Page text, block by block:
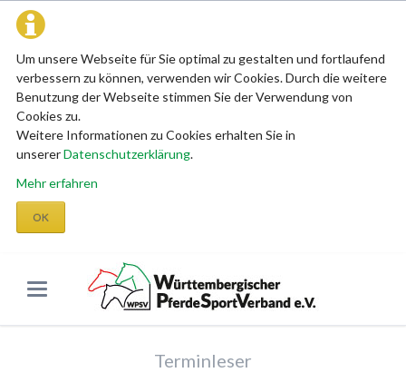
Um unsere Webseite für Sie optimal zu gestalten und fortlaufend
verbessern zu können, verwenden wir Cookies. Durch die weitere
Benutzung der Webseite stimmen Sie der Verwendung von
Cookies zu.
Weitere Informationen zu Cookies erhalten Sie in
unsererDatenschutzerklärung.
Mehr erfahren
OK
Terminleser